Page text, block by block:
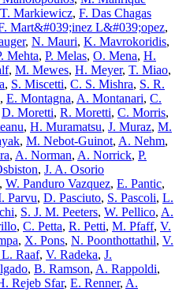
T. Markiewicz, F. Das Chagas
Mart&#039;inez L&#039;opez,
, N. Mauri, K. Mavrokoridis,
Mehta, P. Melas, O. Mena, H.
, M. Mewes, H. Meyer, T. Miao,
, S. Miscetti, C. S. Mishra, S. R.
, E. Montagna, A. Montanari, C.
D. Moretti, R. Moretti, C. Morris,
, H. Muramatsu, J. Muraz, M.
, M. Nebot-Guinot, A. Nehm,
, A. Norman, A. Norrick, P.
, J. A. Osorio
, W. Panduro Vazquez, E. Pantic,
Parvu, D. Pasciuto, S. Pascoli, L.
, S. J. M. Peeters, W. Pellico, A.
, C. Petta, R. Petti, M. Pfaff, V.
, X. Pons, N. Poonthottathil, V.
L. Raaf, V. Radeka, J.
, B. Ramson, A. Rappoldi,
Rejeb Sfar, E. Renner, A.